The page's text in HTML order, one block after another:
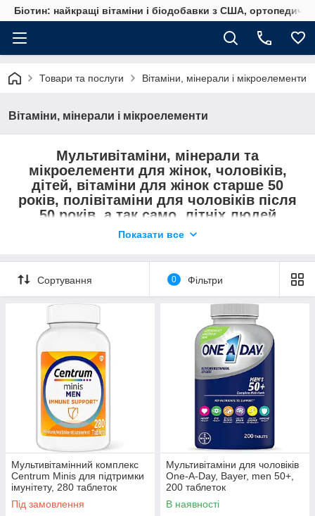
Біотин: найкращі вітаміни і біодобавки з США,
Товари та послуги Вітаміни, мінерали і мікроелементи
Вітаміни, мінерали і мікроелементи
Мультивітаміни, мінерали та
мікроелементи для жінок, чоловіків,
дітей, вітаміни для жінок старше 50
років, полівітаміни для чоловіків після
50 років, а так само, літніх людей
старше 65 років, спеціальні вітаміни
комплексні вітаміни для всієї родини
від найкращих світових брендів!
Показати все
Сортування 0 Фільтри
Мультивітамінний комплекс
Centrum Minis для підтримки
імунітету, 280 таблеток
Під замовлення
Мультивітаміни для чоловіків
One-A-Day, Bayer, men 50+,
200 таблеток
В наявності